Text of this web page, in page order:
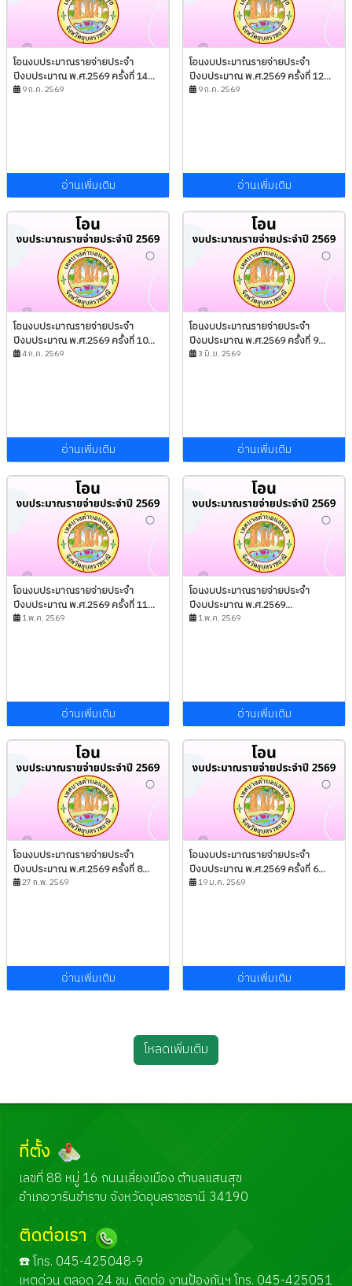
โอนงบประมาณรายจ่ายประจำ
ปีงบประมาณ พ.ศ.2569 ครั้งที่ 14...
9 ก.ค. 2569
อ่านเพิ่มเติม
โอนงบประมาณรายจ่ายประจำ
ปีงบประมาณ พ.ศ.2569 ครั้งที่ 12...
9 ก.ค. 2569
อ่านเพิ่มเติม
โอนงบประมาณรายจ่ายประจำ
ปีงบประมาณ พ.ศ.2569 ครั้งที่ 10...
4 ก.ค. 2569
อ่านเพิ่มเติม
โอนงบประมาณรายจ่ายประจำ
ปีงบประมาณ พ.ศ.2569 ครั้งที่ 9...
3 มิ.ย. 2569
อ่านเพิ่มเติม
โอนงบประมาณรายจ่ายประจำ
ปีงบประมาณ พ.ศ.2569 ครั้งที่ 11...
1 พ.ค. 2569
อ่านเพิ่มเติม
โอนงบประมาณรายจ่ายประจำ
ปีงบประมาณ พ.ศ.2569...
1 พ.ค. 2569
อ่านเพิ่มเติม
โอนงบประมาณรายจ่ายประจำ
ปีงบประมาณ พ.ศ.2569 ครั้งที่ 8...
27 ก.พ. 2569
อ่านเพิ่มเติม
โอนงบประมาณรายจ่ายประจำ
ปีงบประมาณ พ.ศ.2569 ครั้งที่ 6...
19 ม.ค. 2569
อ่านเพิ่มเติม
โหลดเพิ่มเติม
ที่ตั้ง
เลขที่ 88 หมู่ 16 ถนนเลี่ยงเมือง ตำบลแสนสุข
อำเภอวารินชำราบ จังหวัดอุบลราชธานี 34190
ติดต่อเรา
☎️ โทร. 045-425048-9
เหตุด่วน ตลอด 24 ชม. ติดต่อ งานป้องกันฯ โทร. 045-425051